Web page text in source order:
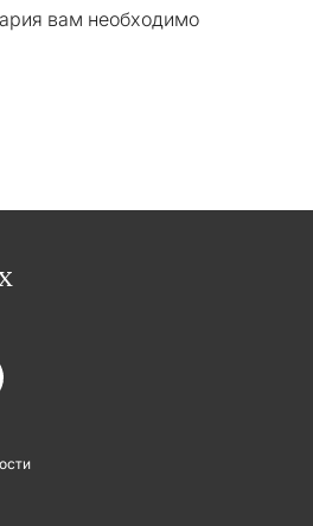
вам необходимо